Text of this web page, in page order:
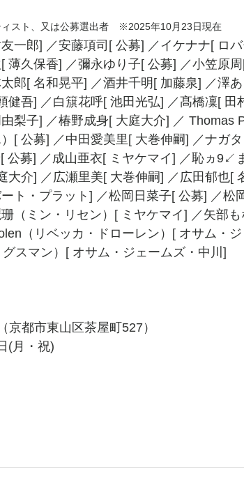
ィスト、又は公募選出者　※2025年10月23日現在
一郎] ／安藤項司[ 公募] ／イケナナ[ ロ
薄久保香] ／彌永ゆり子[ 公募] ／小笠原
郎[ 名和晃平] ／酒井千明[ 加藤泉] ／澤
健吾] ／白簱花呼[ 池田光弘] ／髙橋凜[ 田
梨子] ／椿野成身[ 大庭大介] ／ Thomas
[ 公募] ／中田愛美里[ 大巻伸嗣] ／ナガ
公募] ／成山亜衣[ ミヤケマイ] ／恥ヵ9↙
大介] ／広瀬里美[ 大巻伸嗣] ／広田郁也[
ト・プラット] ／松岡日菜子[ 公募] ／松
（ミン・リセン）[ ミヤケマイ] ／矢部も
（リベッカ・ドローレン）[ オサム・ジ
スマン）[ オサム・ジェームズ・中川]
都市東山区茶屋町527）
(月・祝)